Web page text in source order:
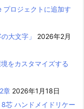
ロジェクトに追加す
大文字」
2026年2月
をカスタマイズする
章 2026年1月18日
芯 ハンドメイドリケー